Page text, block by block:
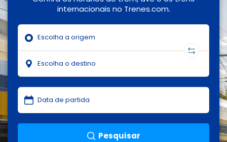
internacionais no Trenes.com.
Pesquisar